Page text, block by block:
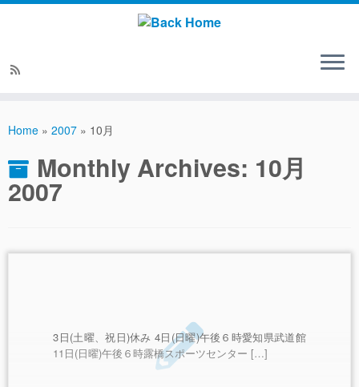
Home » 2007 » 10月
Monthly Archives: 10月
2007
3日(土曜、祝日)休み 4日(日曜)午後６時愛知県武道館
11日(日曜)午後６時露橋スポーツセンター […]